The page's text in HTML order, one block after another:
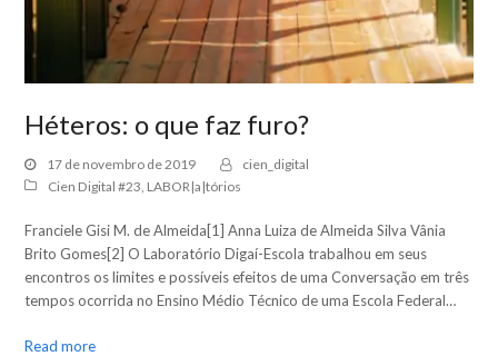
Héteros: o que faz furo?
17 de novembro de 2019
cien_digital
Cien Digital #23 LABOR|a|tórios
Franciele Gisi M. de Almeida[1] Anna Luiza de Almeida Silva Vânia
Brito Gomes[2] O Laboratório Digaí-Escola trabalhou em seus
encontros os limites e possíveis efeitos de uma Conversação em três
tempos ocorrida no Ensino Médio Técnico de uma Escola Federal…
Read more